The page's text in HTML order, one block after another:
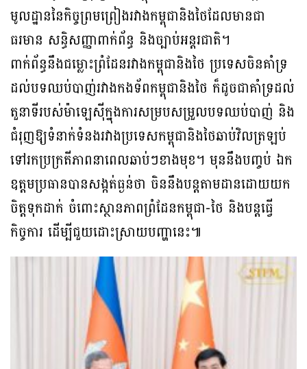
មូលដ្ឋាននៃកិច្ចព្រមព្រៀងរវាងកម្ពុជានិងថៃដែលមានជា
ធរមាន សន្ធិសញ្ញាពាក់ព័ន្ធ និងច្បាប់អន្តរជាតិ។
ពាក់ព័ន្ធនឹងជម្លោះព្រំដែនរវាងកម្ពុជានិងថៃ ប្រទេសចិនគាំទ្រ
ដល់បទឈប់បាញ់រវាងកងទ័ពកម្ពុជានិងថៃ ក៏ដូចជាគាំទ្រដល់
តួនាទីរបស់ម៉ាឡេស៊ីក្នុងការសម្របសម្រួលបទឈប់បាញ់ និង
ជំរុញឱ្យទំនាក់ទំនងរវាងប្រទេសកម្ពុជានិងថៃឆាប់វិលត្រឡប់
ទៅរកប្រក្រតីភាពនាពេលឆាប់ៗខាងមុខ។ មុននឹងបញ្ចប់ ឯក
ឧត្តមប្រធានបានសង្កត់ធ្ងន់ថា ចិននឹងបន្តតាមដានដោយយក
ចិត្តទុកដាក់ ចំពោះស្ថានភាពព្រំដែនកម្ពុជា-ថៃ និងបន្តធ្វើ
កិច្ចការ ដើម្បីជួយដោះស្រាយបញ្ហានេះ៕